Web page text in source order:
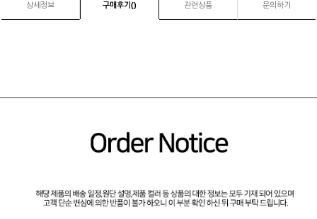
상세정보 구매후기() 관련상품 문의하기